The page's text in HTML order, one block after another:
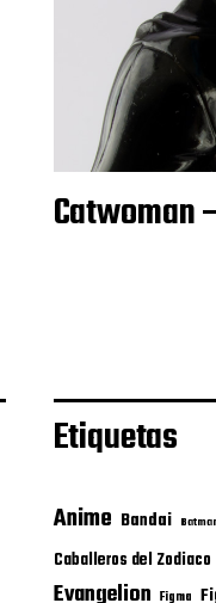
Catwoman
Etiquetas
Anime Bandai
Caballeros del Zodiaco
Evangelion Figma